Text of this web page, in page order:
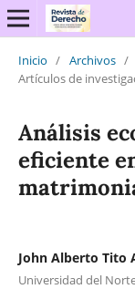
Inicio / Archivos /
Artículos de
Análisis
eficiente
John Alberto Tito
Universidad del